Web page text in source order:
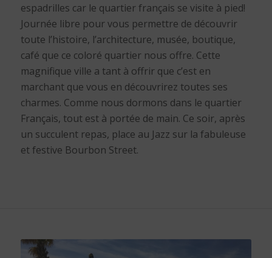
espadrilles car le quartier français se visite à pied!
Journée libre pour vous permettre de découvrir
toute l’histoire, l’architecture, musée, boutique,
café que ce coloré quartier nous offre. Cette
magnifique ville a tant à offrir que c’est en
marchant que vous en découvrirez toutes ses
charmes. Comme nous dormons dans le quartier
Français, tout est à portée de main. Ce soir, après
un succulent repas, place au Jazz sur la fabuleuse
et festive Bourbon Street.